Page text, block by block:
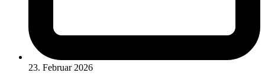
23. Februar 2026